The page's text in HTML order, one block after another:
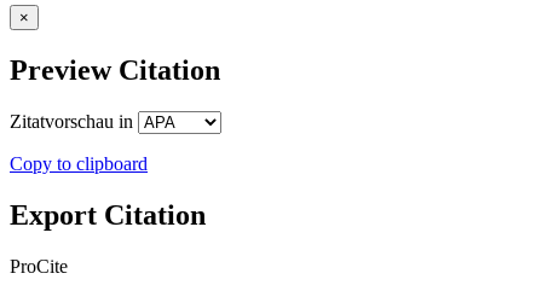
×
Preview Citation
Zitatvorschau in
Copy to clipboard
Export Citation
ProCite